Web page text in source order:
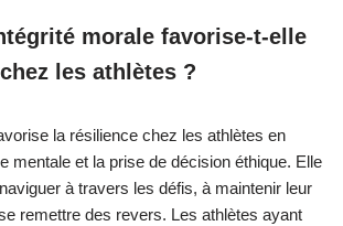
morale favorise-t-elle
les athlètes ?
la résilience chez les athlètes en
mentale et la prise de décision éthique. Elle
à travers les défis, à maintenir leur
remettre des revers. Les athlètes ayant